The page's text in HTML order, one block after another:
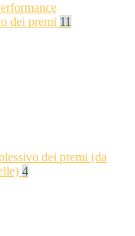
dei premi 11
dei premi (da
4